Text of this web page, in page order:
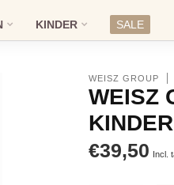
KINDER SALE
WEISZ GROUP
WEISZ
€39,50 Incl.